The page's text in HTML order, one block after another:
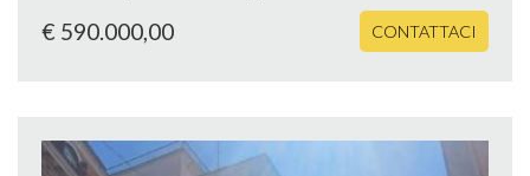
€ 590.000,00 CONTATTACI